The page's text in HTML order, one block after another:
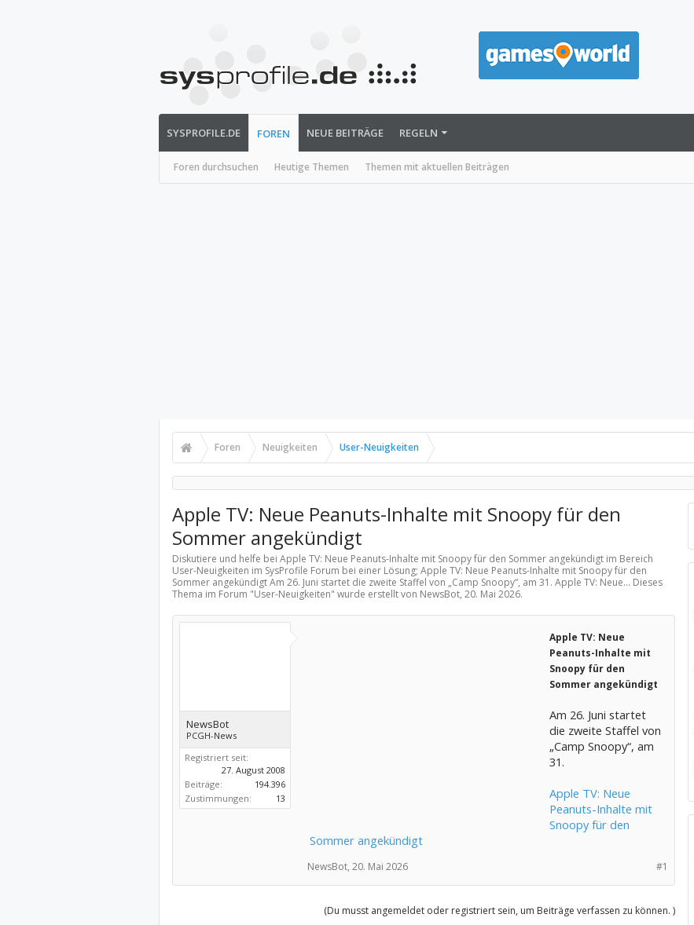
SYSPROFILE.DE FOREN
Foren durchsuchen Heutige Themen Themen mit aktuellen Beiträgen
NEUE BEITRÄGE REGELN
Foren Neuigkeiten User-Neuigkeiten
Apple TV: Neue Peanuts-Inhalte mit Snoopy für den
Sommer angekündigt
Diskutiere und helfe bei Apple TV: Neue Peanuts-Inhalte mit Snoopy für den Sommer angekündigt im Bereich
User-Neuigkeiten im SysProfile Forum bei einer Lösung; Apple TV: Neue Peanuts-Inhalte mit Snoopy für den
Sommer angekündigt Am 26. Juni startet die zweite Staffel von „Camp Snoopy“, am 31. Apple TV: Neue... Dieses
Thema im Forum "User-Neuigkeiten" wurde erstellt von NewsBot, 20. Mai 2026.
NewsBot
PCGH-News
Registriert seit:
27. August 2008
Beiträge:
194.396
Zustimmungen:
13
Apple TV: Neue
Peanuts-Inhalte mit
Snoopy für den
Sommer angekündigt
Am 26. Juni startet
die zweite Staffel von
„Camp Snoopy“, am
31.
Apple TV: Neue
Peanuts-Inhalte mit
Snoopy für den
Sommer angekündigt
#1
NewsBot, 20. Mai 2026
(Du musst angemeldet oder registriert sein, um Beiträge verfassen zu können. )